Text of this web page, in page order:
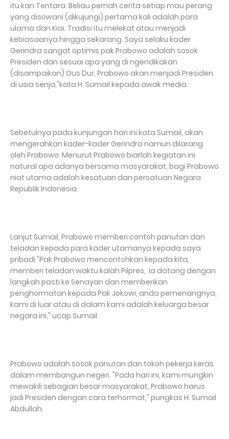
itu kan Tentara. Beliau pernah cerita setiap mau perang
yang disowani (dikujungi) pertama kali adalah para
ulama dan Kiai. Tradisi itu melekat atau menjadi
kebiasaanya hingga sekarang. Saya selaku kader
Gerindra sangat optimis pak Prabowo adalah sosok
Presiden dan sesuai apa yang di ngendikakan
(disampaikan) Gus Dur, Prabowo akan menjadi Presiden
di usia senja,"kata H. Sumail kepada awak media.
Sebetulnya pada kunjungan hari ini kata Sumail, akan
mengerahkan kader-kader Gerindra namun dilarang
oleh Prabowo. Menurut Prabowo biarlah kegiatan ini
natural apa adanya bersama masyarakat, bagi Prabowo
niat utama adalah kesatuan dan persatuan Negara
Republik Indonesia.
Lanjut Sumail, Prabowo memberi contoh panutan dan
teladan kepada para kader utamanya kepada saya
pribadi "Pak Prabowo mencontohkan kepada kita,
memberi teladan waktu kalah Pilpres, Ia datang dengan
langkah pasti ke Senayan dan memberikan
penghormatan kepada Pak Jokowi, anda pemenangnya,
kami di luar atau di dalam kami adalah keluarga besar
negara ini," ucap Sumail
Prabowo adalah sosok panutan dan tokoh pekerja keras
dalam membangun negeri. "Pada hari ini, kami mungkin
mewakili sebagian besar masyarakat, Prabowo harus
jadi Presiden dengan cara terhormat," pungkas H. Sumail
Abdullah.